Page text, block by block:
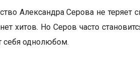
Александра Серова не теряет
хитов. Но Серов часто
себя однолюбом.